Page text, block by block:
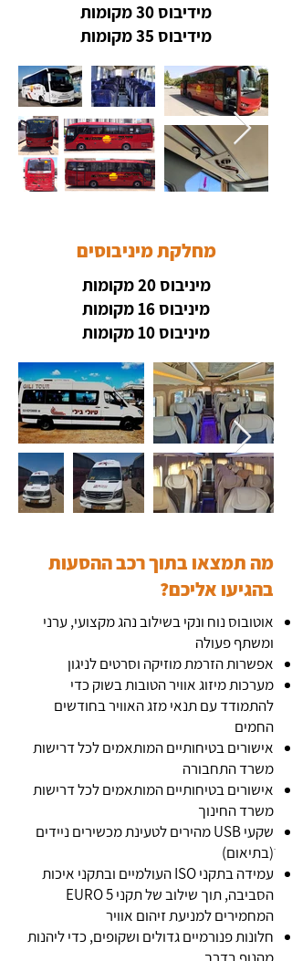
מידיבוס 30 מקומות
מידיבוס 35 מקומות
מחלקת מיניבוסים
מיניבוס 20 מקומות
מיניבוס 16 מקומות
מיניבוס 10 מקומות
מה תמצאו בתוך רכב ההסעות
בהגיעו אליכם?
אוטובוס נוח ונקי בשילוב נהג מקצועי, ערני
ומשתף פעולה
אפשרות הזרמת מוזיקה וסרטים לניגון
מערכות מיזוג אוויר הטובות בשוק כדי
להתמודד עם תנאי מזג האוויר בחודשים
החמים
אישורים בטיחותיים המותאמים לכל דרישות
משרד התחבורה
אישורים בטיחותיים המותאמים לכל דרישות
משרד החינוך
שקעי USB מהירים לטעינת מכשירים ניידים
ׁ(בתיאום)
עמידה בתקני ISO העולמיים ובתקני איכות
הסביבה, תוך שילוב של תקני 5 EURO
המחמירים למניעת זיהום אוויר
חלונות פנורמיים גדולים ושקופים, כדי ליהנות